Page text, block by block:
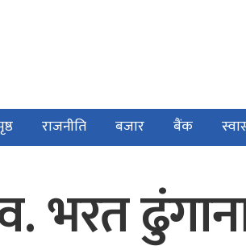
राजनीति बजार बैंक
भरत